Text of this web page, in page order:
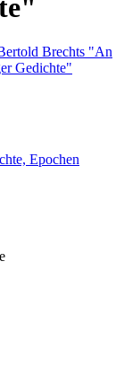
Epochen